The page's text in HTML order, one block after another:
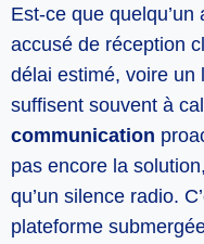
Est-ce que
accusé de réception
délai estimé, voire un
suffisent souvent à
communication
pas encore la
qu’un silence radio.
plateforme